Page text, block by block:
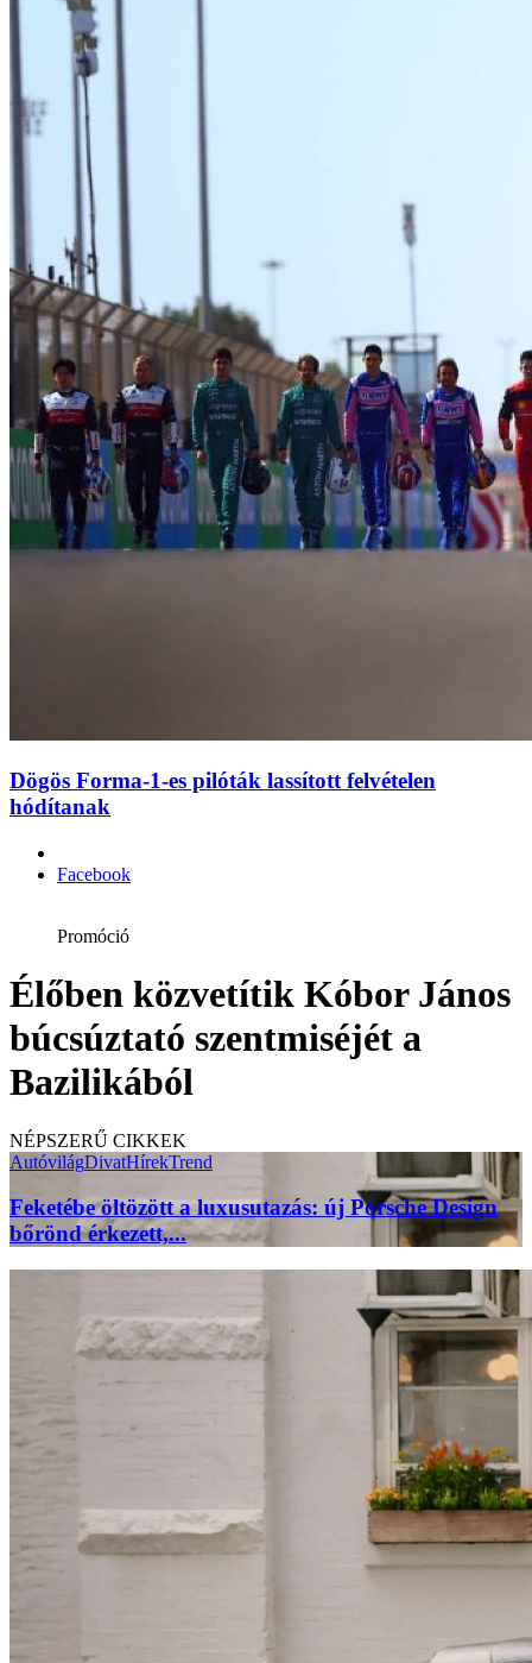
Dögös Forma-1-es pilóták lassított felvételen
hódítanak
Facebook
Promóció
Élőben közvetítik Kóbor János
búcsúztató szentmiséjét a
Bazilikából
NÉPSZERŰ CIKKEK
AutóvilágDivatHírekTrend
Feketébe öltözött a luxusutazás: új Porsche Design
bőrönd érkezett,...